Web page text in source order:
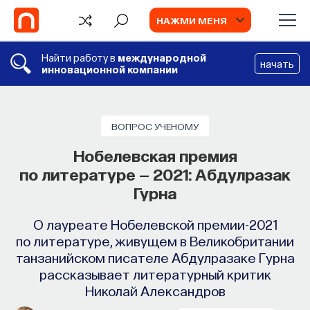
НАЖМИ МЕНЯ
Найти работу в международной
инновационной компании
начать
ВОПРОС УЧЕНОМУ
Нобелевская премия
по литературе — 2021: Абдулразак
Гурна
О лауреате Нобелевской премии-2021
по литературе, живущем в Великобритании
танзанийском писателе Абдулразаке Гурна
рассказывает литературный критик
Николай Александров
ИИ в университете, цели
Глава | Институциональные
процессы («Чевенгур»)
Отрывок из книги «Электророман Андрея
Платонова» о главных идеях романа
НОВОЕ ЛИТЕРАТУРНОЕ
ОБОЗРЕНИЕ
СОХРАНИТЬ В
ЗАКЛАДКИ